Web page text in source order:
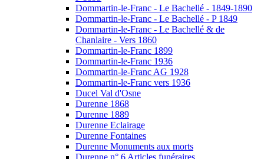
Dommartin-le-Franc - Le Bachellé - 1849-1890
Dommartin-le-Franc - Le Bachellé - P 1849
Dommartin-le-Franc - Le Bachellé & de
Chanlaire - Vers 1860
Dommartin-le-Franc 1899
Dommartin-le-Franc 1936
Dommartin-le-Franc AG 1928
Dommartin-le-Franc vers 1936
Ducel Val d'Osne
Durenne 1868
Durenne 1889
Durenne Eclairage
Durenne Fontaines
Durenne Monuments aux morts